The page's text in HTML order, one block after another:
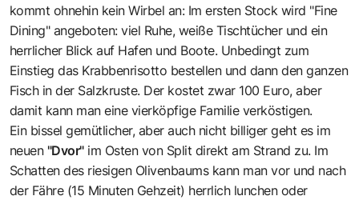
kommt ohnehin kein Wirbel an: Im ersten Stock wird "Fine
Dining" angeboten: viel Ruhe, weiße Tischtücher und ein
herrlicher Blick auf Hafen und Boote. Unbedingt zum
Einstieg das Krabbenrisotto bestellen und dann den ganzen
Fisch in der Salzkruste. Der kostet zwar 100 Euro, aber
damit kann man eine vierköpfige Familie verköstigen.
Ein bissel gemütlicher, aber auch nicht billiger geht es im
neuen "Dvor" im Osten von Split direkt am Strand zu. Im
Schatten des riesigen Olivenbaums kann man vor und nach
der Fähre (15 Minuten Gehzeit) herrlich lunchen oder